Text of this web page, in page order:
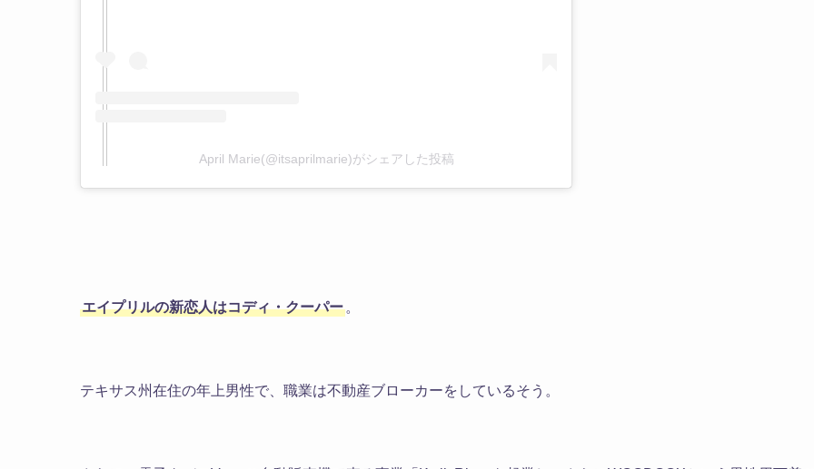
April Marie(@itsaprilmarie)がシェアした投稿
エイプリルの新恋人はコディ・クーパー。
テキサス州在住の年上男性で、職業は不動産ブローカーをしているそう。